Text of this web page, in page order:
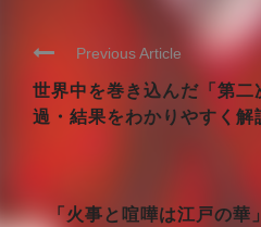
Previous Article
世界中を巻き込んだ「第
過・結果をわかりやすく解
「火事と喧嘩は江戸の華